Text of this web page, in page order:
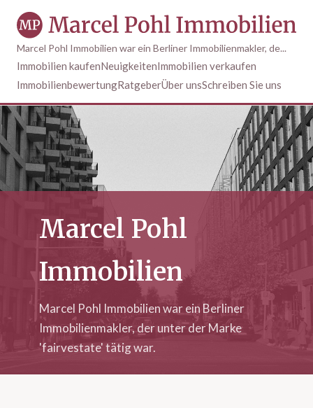
Marcel Pohl Immobilien war ein Berliner Immobilienmakler, de...
Immobilien kaufenNeuigkeitenImmobilien verkaufen
ImmobilienbewertungRatgeberÜber unsSchreiben Sie uns
Marcel Pohl
Immobilien
Marcel Pohl Immobilien war ein Berliner
Immobilienmakler, der unter der Marke
'fairvestate' tätig war.